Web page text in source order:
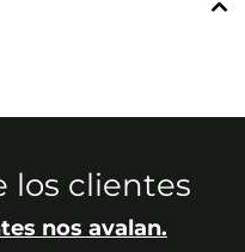
los clientes
nos avalan.